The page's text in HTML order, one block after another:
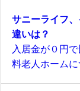
サニーライフ
違いは？
入居金が０円
料老人ホームに